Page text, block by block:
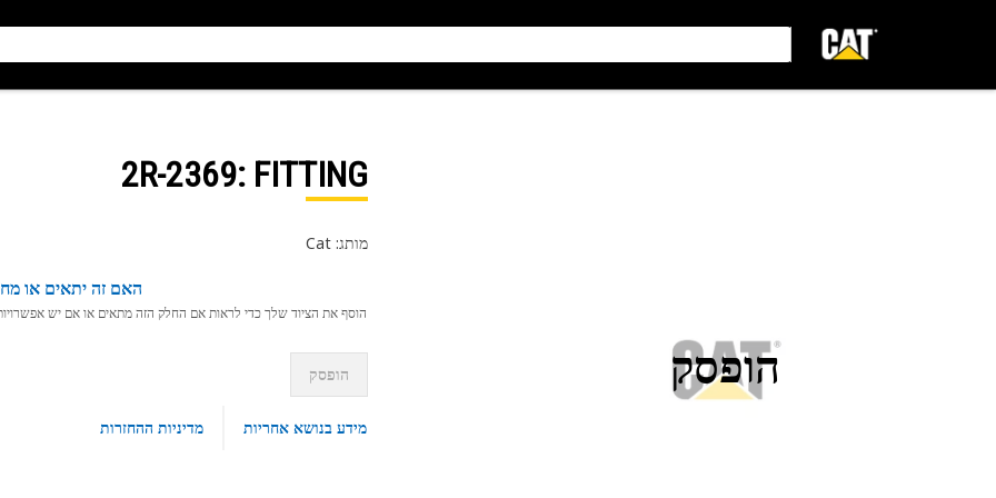
הופסק
2R-2369: FITTING
מותג: Cat
האם זה יתאים או
הוסף את הציוד שלך כדי לראות אם החלק הזה מתאים או אם יש אפשרויות
הופסק
מידע בנושא אחריות מדיניות ההחזרות